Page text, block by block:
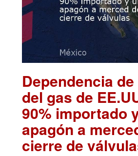
Dependencia
del gas de
90% importado
apagón a
cierre de